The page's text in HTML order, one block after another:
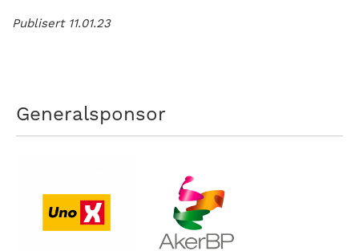
Publisert 11.01.23
Generalsponsor